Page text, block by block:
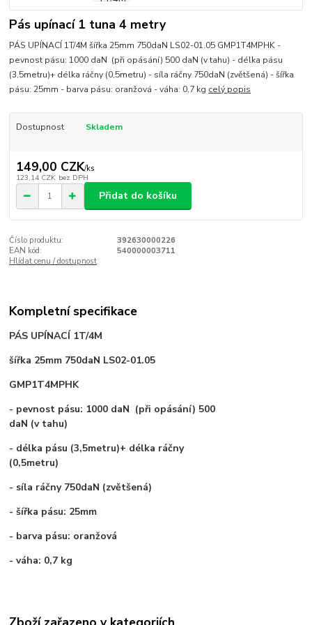
Pás upínací 1 tuna 4 metry
PÁS UPÍNACÍ 1T/4M šířka 25mm 750daN LS02-01.05 GMP1T4MPHK -
pevnost pásu: 1000 daN (při opásání) 500 daN (v tahu) - délka pásu
(3,5metru)+ délka ráčny (0,5metru) - síla ráčny 750daN (zvětšená) - šířka
pásu: 25mm - barva pásu: oranžová - váha: 0,7 kg celý popis
Dostupnost Skladem
149,00 CZK/ks
123,14 CZK bez DPH
Přidat do košíku
Číslo produktu:
392630000226
EAN kód:
540000003711
Hlídat cenu / dostupnost
Kompletní specifikace
PÁS UPÍNACÍ 1T/4M
šířka 25mm 750daN LS02-01.05
GMP1T4MPHK
- pevnost pásu: 1000 daN (při opásání) 500
daN (v tahu)
- délka pásu (3,5metru)+ délka ráčny
(0,5metru)
- síla ráčny 750daN (zvětšená)
- šířka pásu: 25mm
- barva pásu: oranžová
- váha: 0,7 kg